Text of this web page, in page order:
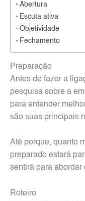
Abertura
Escuta ativa
Objetividade
Fechamento
Preparação
Antes de fazer a
pesquisa sobre a
para entender
são suas principais
Até porque, quanto
preparado estará
sentirá para abordar
Roteiro